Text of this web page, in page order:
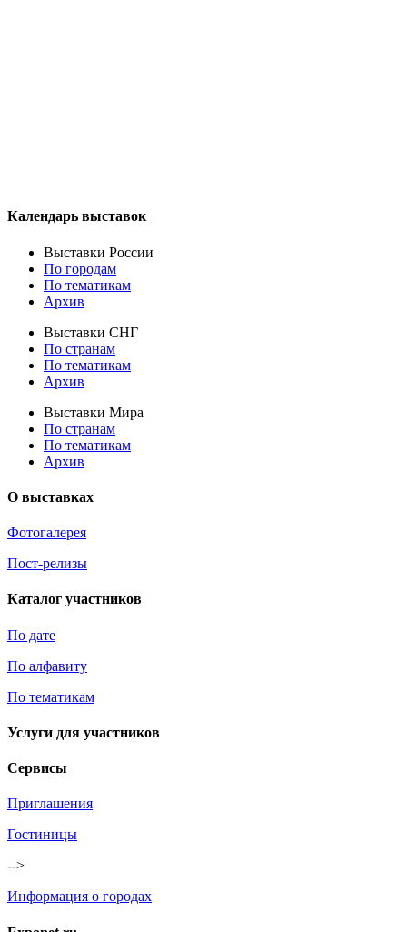
Календарь выставок
Выставки России
По городам
По тематикам
Архив
Выставки СНГ
По странам
По тематикам
Архив
Выставки Мира
По странам
По тематикам
Архив
О выставках
Фотогалерея
Пост-релизы
Каталог участников
По дате
По алфавиту
По тематикам
Услуги для участников
Сервисы
Приглашения
Гостиницы
-->
Информация о городах